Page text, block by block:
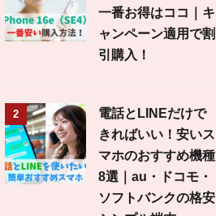
一番お得はココ｜キ
ャンペーン適用で割
引購入！
2
電話とLINEだけで
きればいい！安いス
マホのおすすめ機種
8選｜au・ドコモ・
ソフトバンクの格安